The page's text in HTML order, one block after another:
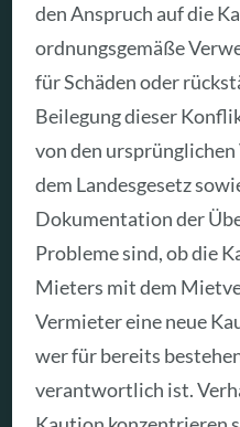
den Anspruch auf die
ordnungsgemäße
für Schäden oder
Beilegung dieser
von den
dem Landesgesetz
Dokumentation der
Probleme sind, ob die
Mieters mit dem
Vermieter eine neue
wer für bereits
verantwortlich ist.